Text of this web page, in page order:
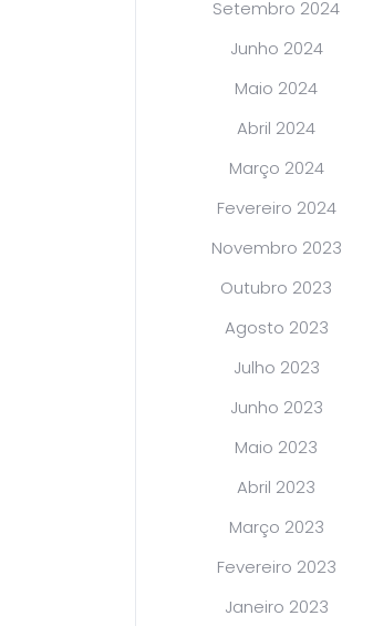
Setembro 2024
Junho 2024
Maio 2024
Abril 2024
Março 2024
Fevereiro 2024
Novembro 2023
Outubro 2023
Agosto 2023
Julho 2023
Junho 2023
Maio 2023
Abril 2023
Março 2023
Fevereiro 2023
Janeiro 2023